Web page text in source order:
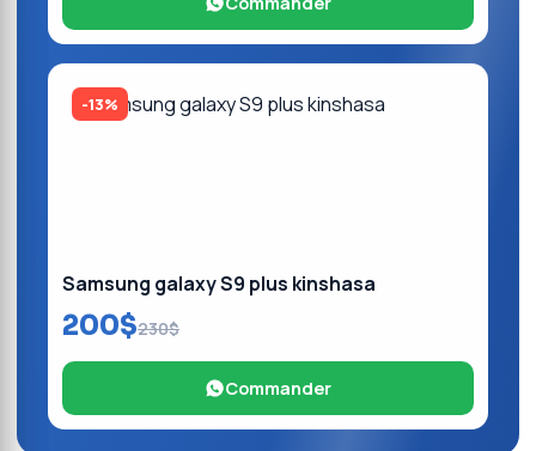
-13%
Samsung galaxy S9 plus kinshasa
200$230$
Commander